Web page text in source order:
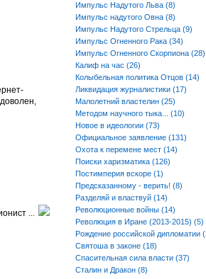
...
Импульс Надутого Льва (8)
Импульс надутого Овна (8)
Импульс Надутого Стрельца (9)
Импульс Огненного Рака (34)
Импульс Огненного Скорпиона (28)
Калиф на час (26)
Колыбельная политика Отцов (14)
Ликвидация журналистики (17)
Малолетний властелин (25)
Методом научного тыка... (10)
Новое в идеологии (73)
Официальное заявление (131)
Охота к перемене мест (14)
Поиски харизматика (126)
Постимперия вскоре (1)
Предсказанному - верить! (8)
Разделяй и властвуй (14)
Революционные войны (14)
Революция в Иране (2013-2015) (5)
Рождение российской дипломатии
Святоша в законе (18)
Спасительная сила власти (37)
Сталин и Дракон (8)